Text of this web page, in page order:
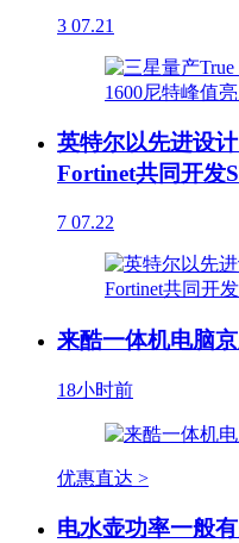
3 07.21
英特尔以先进设
Fortinet共同开发
7 07.22
来酷一体机电脑
18小时前
优惠直达 >
电水壶功率一般